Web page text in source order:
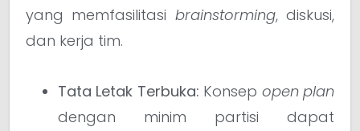
yang memfasilitasi brainstorming, diskusi,
dan kerja tim.
Tata Letak Terbuka: Konsep open plan
dengan minim partisi dapat